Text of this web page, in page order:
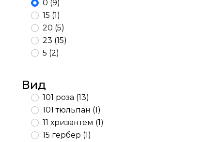
0 (9)
15 (1)
20 (5)
23 (15)
5 (2)
Вид
101 роза (13)
101 тюльпан (1)
11 хризантем (1)
15 гербер (1)